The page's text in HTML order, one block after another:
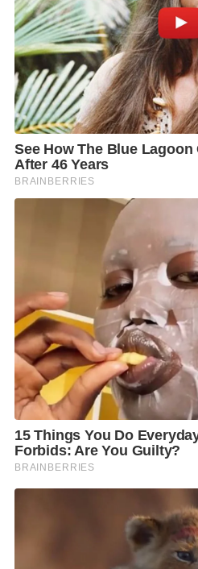
ประสิทธิภาพการใช้งานเท่านั้
เข้าใจความรู้สึกของผู้ใช้ด้วย
อย่างหนักในการนำเสนอโจท
จนได้เป็นนิทรรศการ “Love Is
ถ่ายทอดมุมมองใหม่ของพัดลม
ไฟฟ้า แต่มีความผูกพันกับผู้ใช้
ประสบการณ์ ซึ่งสะท้อนกลับม
ต้องการเป็นแบรนด์ที่กลมกลืนไ
อารมณ์ และทุกไลฟ์สไตล์ของผู้
ปี 2569 เป็นปีที่สามของฮาตาริ
Design Week เพื่อเป็นส่วนหนึ่
การออกแบบไทย ให้ได้มีพื้นที่
นวัตกรรมและความคิดสร้างสร
ใหญ่ที่ได้รับความสนใจจากคน
ด้าน คุณปีย์วรา ชุณหวงศ์ หัวห
ตลาด บริษัท ฮาตาริ อิเลคทริค
“ตลอดหลายทศวรรษที่ผ่านมา
แบรนด์เครื่องใช้ไฟฟ้าที่ผู้คนไว้ว
ไปอีกขั้นด้วยการนิยามบทบาท
สอดคล้องกับวิถีชีวิต ความรู้สึก
เปลี่ยนแปลงไป
นิทรรศการ ‘Love Is in the
ริในวันนี้นั่นคือ การออกแบบที่
การใช้งาน แต่ให้ความสำคัญ